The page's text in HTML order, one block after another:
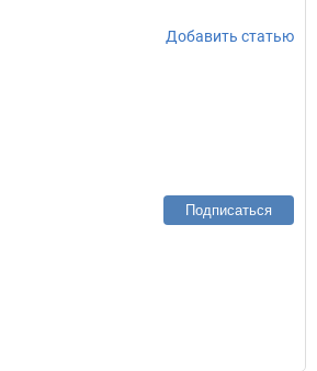
Добавить статью
Подписаться